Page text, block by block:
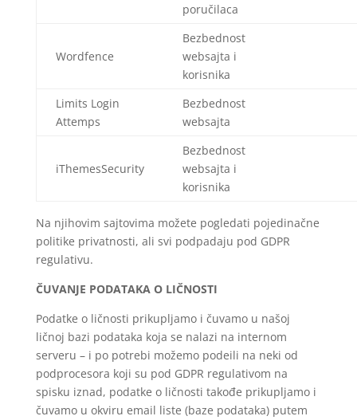
poručilaca
Wordfence
Bezbednost
websajta i
korisnika
Limits Login
Attemps
Bezbednost
websajta
iThemesSecurity
Bezbednost
websajta i
korisnika
Na njihovim sajtovima možete pogledati pojedinačne
politike privatnosti, ali svi podpadaju pod GDPR
regulativu.
ČUVANJE PODATAKA O LIČNOSTI
Podatke o ličnosti prikupljamo i čuvamo u našoj
ličnoj bazi podataka koja se nalazi na internom
serveru – i po potrebi možemo podeili na neki od
podprocesora koji su pod GDPR regulativom na
spisku iznad, podatke o ličnosti takođe prikupljamo i
čuvamo u okviru email liste (baze podataka) putem